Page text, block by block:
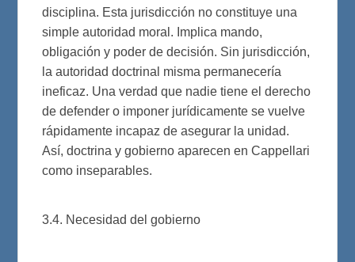
disciplina. Esta jurisdicción no constituye una
simple autoridad moral. Implica mando,
obligación y poder de decisión. Sin jurisdicción,
la autoridad doctrinal misma permanecería
ineficaz. Una verdad que nadie tiene el derecho
de defender o imponer jurídicamente se vuelve
rápidamente incapaz de asegurar la unidad.
Así, doctrina y gobierno aparecen en Cappellari
como inseparables.
3.4. Necesidad del gobierno